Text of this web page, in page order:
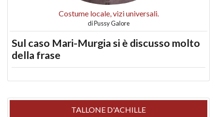
Costume locale, vizi universali.
diPussy Galore
Sul caso Mari-Murgia si è discusso molto
della frase
TALLONE D'ACHILLE